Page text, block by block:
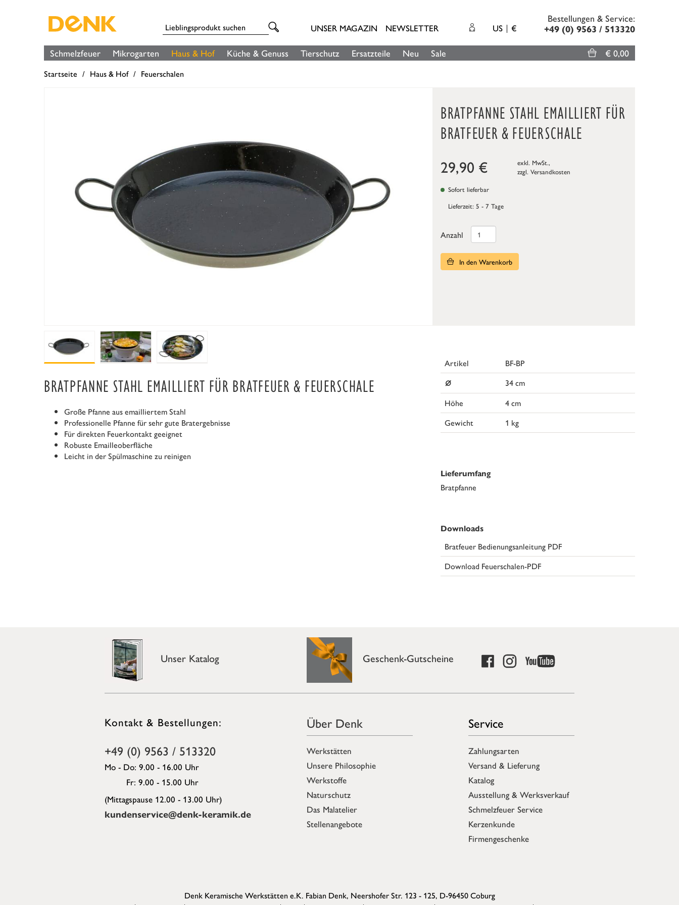
UNSER MAGAZIN NEWSLETTER US €
Bestellungen & Service:
+49 (0) 9563 / 513320
Schmelzfeuer Mikrogarten Haus & Hof Küche & Genuss Tierschutz Ersatzteile Neu Sale € 0,00
Startseite Haus & Hof Feuerschalen
BRATPFANNE STAHL EMAILLIERT FÜR
BRATFEUER & FEUERSCHALE
29,90 €
exkl. MwSt.,
zzgl. Versandkosten
Sofort lieferbar
Lieferzeit: 5 - 7 Tage
Anzahl
In den Warenkorb
BRATPFANNE STAHL EMAILLIERT FÜR BRATFEUER & FEUERSCHALE
Große Pfanne aus emailliertem Stahl
Professionelle Pfanne für sehr gute Bratergebnisse
Für direkten Feuerkontakt geeignet
Robuste Emailleoberfläche
Leicht in der Spülmaschine zu reinigen
Artikel BF-BP
⌀
34 cm
Höhe
4 cm
Gewicht
1 kg
Lieferumfang
Bratpfanne
Downloads
Bratfeuer Bedienungsanleitung PDF
Download Feuerschalen-PDF
Unser Katalog Geschenk-Gutscheine
Kontakt & Bestellungen:
+49 (0) 9563 / 513320
Mo - Do: 9.00 - 16.00 Uhr
Fr: 9.00 - 15.00 Uhr
(Mittagspause 12.00 - 13.00 Uhr)
kundenservice@denk-keramik.de
Über Denk
Werkstätten
Unsere Philosophie
Werkstoffe
Naturschutz
Das Malatelier
Stellenangebote
Service
Zahlungsarten
Versand & Lieferung
Katalog
Ausstellung & Werksverkauf
Schmelzfeuer Service
Kerzenkunde
Firmengeschenke
Denk Keramische Werkstätten e.K. Fabian Denk, Neershofer Str. 123 - 125, D-96450 Coburg